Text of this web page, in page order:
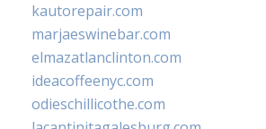
kautorepair.com
marjaeswinebar.com
elmazatlanclinton.com
ideacoffeenyc.com
odieschillicothe.com